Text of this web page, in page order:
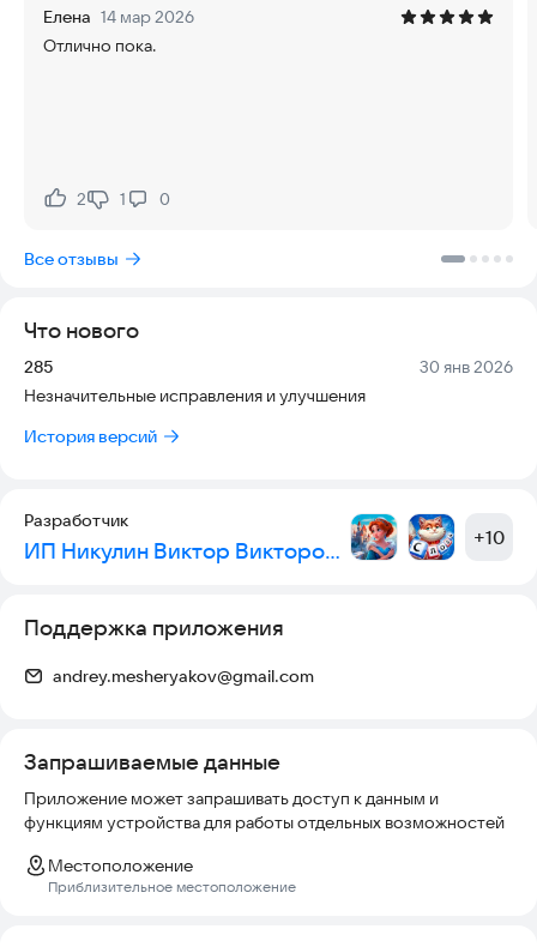
магические усиления помогут выпутаться из самой сложной
ситуации.
- Уютная теплая атмосфера игры-путешествия
- Играйте офлайн ( без wifi )
Эта великолепная карточная игра отлично подойдет всем.
планшет!
Елена 14 мар 2026
Отлично пока.
Нравится:
2Не нравится:
1 0
Все отзывы
Что нового
Версия:
285 Дата:
30 янв 2026
Незначительные исправления и улучшения
История версий
Разработчик
ИП Никулин Виктор Викторович +10
Поддержка приложения
andrey.mesheryakov@gmail.com
Запрашиваемые данные
Приложение может запрашивать доступ к данным и
функциям устройства для работы отдельных возможностей
Местоположение
Приблизительное местоположение